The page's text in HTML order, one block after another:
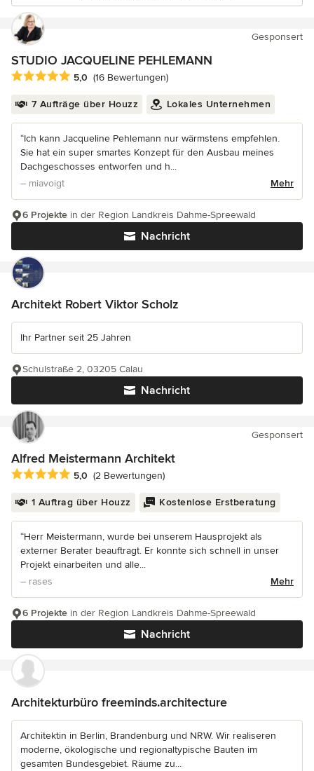
Gesponsert
STUDIO JACQUELINE PEHLEMANN
Durchschnittliche Bewertung: 5 von 5 Sternen
5,0 (16 Bewertungen)
7 Aufträge über Houzz Lokales Unternehmen
“Ich kann Jacqueline Pehlemann nur wärmstens empfehlen.
Sie hat ein super smartes Konzept für den Ausbau meines
Dachgeschosses entworfen und h...
– miavoigt
Mehr
Nachricht
6 Projekte in der Region Landkreis Dahme-Spreewald
Architekt Robert Viktor Scholz
Ihr Partner seit 25 Jahren
Nachricht
Schulstraße 2, 03205 Calau
Gesponsert
Alfred Meistermann Architekt
Durchschnittliche Bewertung: 5 von 5 Sternen
5,0 (2 Bewertungen)
1 Auftrag über Houzz Kostenlose Erstberatung
“Herr Meistermann, wurde bei unserem Hausprojekt als
externer Berater beauftragt. Er konnte sich schnell in unser
Projekt einarbeiten und alle...
– rases
Mehr
Nachricht
6 Projekte in der Region Landkreis Dahme-Spreewald
Architekturbüro freeminds.architecture
Architektin in Berlin, Brandenburg und NRW. Wir realiseren
moderne, ökologische und regionaltypische Bauten im
gesamten Bundesgebiet. Räume zu...